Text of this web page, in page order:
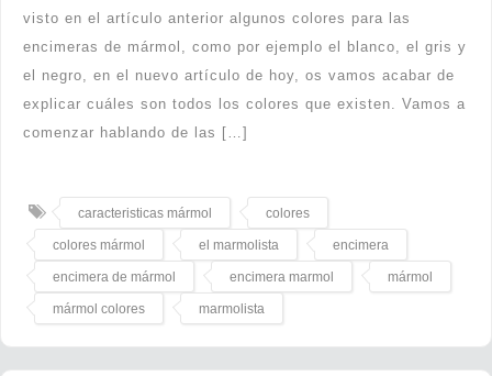
visto en el artículo anterior algunos colores para las
encimeras de mármol, como por ejemplo el blanco, el gris y
el negro, en el nuevo artículo de hoy, os vamos acabar de
explicar cuáles son todos los colores que existen. Vamos a
comenzar hablando de las […]
caracteristicas mármol colores
colores mármol el marmolista encimera
encimera de mármol encimera marmol mármol
mármol colores marmolista